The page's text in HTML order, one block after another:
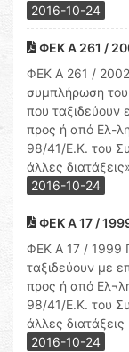
2016-10-24
ΦΕΚ Α 261 /
ΦΕΚ Α 261 /
συμπλήρωση
που ταξιδεύουν
προς ή από Ελ-
98/41/Ε.Κ. του
άλλες
2016-10-24
ΦΕΚ Α 17 /
ΦΕΚ Α 17 / 1999
ταξιδεύουν με
προς ή από
98/41/Ε.Κ. του
άλλες
2016-10-24